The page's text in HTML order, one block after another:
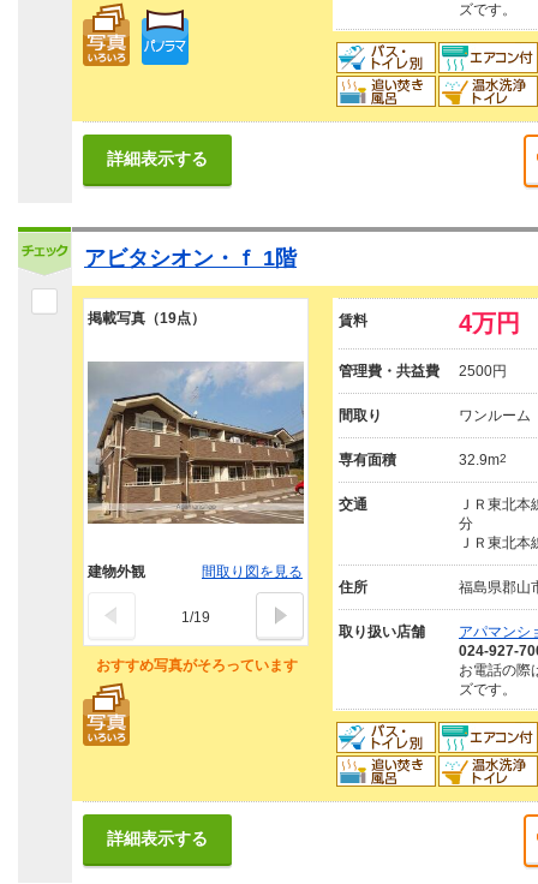
ズです。
詳細表示する
アビタシオン・ｆ 1階
掲載写真（19点）
おすすめ写真がそろっています
建物外観 間取り図を見る
1/19
賃料 4万円
管理費・共益費 2500円
間取り ワンルーム
専有面積 32.9m2
交通
ＪＲ東北
分
ＪＲ東北
住所 福島県郡山
取り扱い店舗
アパマンシ
024-927-
お電話の際
ズです。
詳細表示する